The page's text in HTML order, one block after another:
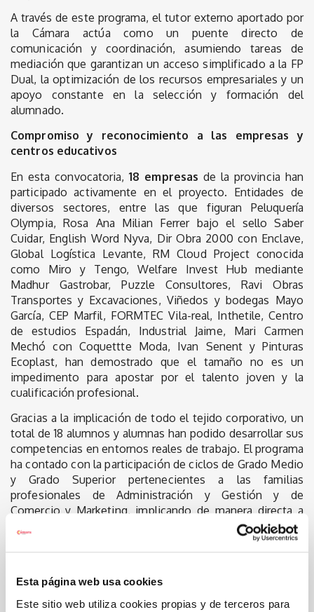
Esta página web usa cookies
Este sitio web utiliza cookies propias y de terceros para
A través de este programa, el tutor externo aportado por
la Cámara actúa como un puente directo de
comunicación y coordinación, asumiendo tareas de
mediación que garantizan un acceso simplificado a la FP
Dual, la optimización de los recursos empresariales y un
apoyo constante en la selección y formación del
alumnado.
Compromiso y reconocimiento a las empresas y
centros educativos
En esta convocatoria,18 empresas de la provincia han
participado activamente en el proyecto. Entidades de
diversos sectores, entre las que figuran Peluquería
Olympia, Rosa Ana Milian Ferrer bajo el sello Saber
Cuidar, English Word Nyva, Dir Obra 2000 con Enclave,
Global Logística Levante, RM Cloud Project conocida
como Miro y Tengo, Welfare Invest Hub mediante
Madhur Gastrobar, Puzzle Consultores, Ravi Obras
Transportes y Excavaciones, Viñedos y bodegas Mayo
García, CEP Marfil, FORMTEC Vila-real, Inthetile, Centro
de estudios Espadán, Industrial Jaime, Mari Carmen
Mechó con Coquettte Moda, Ivan Senent y Pinturas
Ecoplast, han demostrado que el tamaño no es un
impedimento para apostar por el talento joven y la
cualificación profesional.
Gracias a la implicación de todo el tejido corporativo, un
total de 18 alumnos y alumnas han podido desarrollar sus
competencias en entornos reales de trabajo. El programa
ha contado con la participación de ciclos de Grado Medio
y Grado Superior pertenecientes a las familias
profesionales de Administración y Gestión y de
Comercio y Marketing, implicando de manera directa a
IES Caminàs de CastellóneIES
Cámara de Comercio de Castellón, la Conselleria de